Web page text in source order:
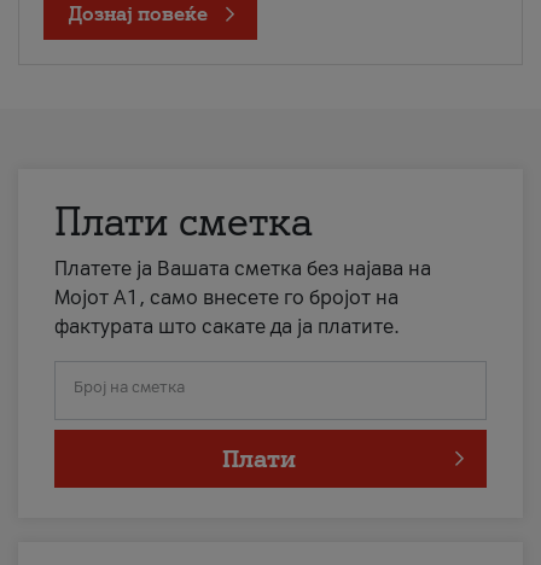
Дознај повеќе
Плати сметка
Платете ја Вашата сметка без најава на
Мојот А1, само внесете го бројот на
фактурата што сакате да ја платите.
Број на сметка
Плати